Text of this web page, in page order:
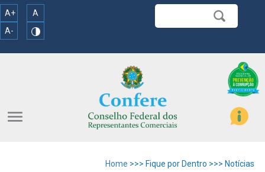
A+
A
A-
menu
Home >>> Fique por Dentro >>> Notícias